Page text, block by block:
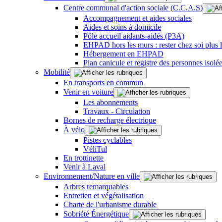
Centre communal d'action sociale (C.C.A.S)
Accompagnement et aides sociales
Aides et soins à domicile
Pôle accueil aidants-aidés (P3A)
EHPAD hors les murs : rester chez soi plus
Hébergement en EHPAD
Plan canicule et registre des personnes
Mobilité
En transports en commun
Venir en voiture
Les abonnements
Travaux - Circulation
Bornes de recharge électrique
À vélo
Pistes cyclables
VéliTul
En trottinette
Venir à Laval
Environnement/Nature en ville
Arbres remarquables
Entretien et végétalisation
Charte de l'urbanisme durable
Sobriété Énergétique